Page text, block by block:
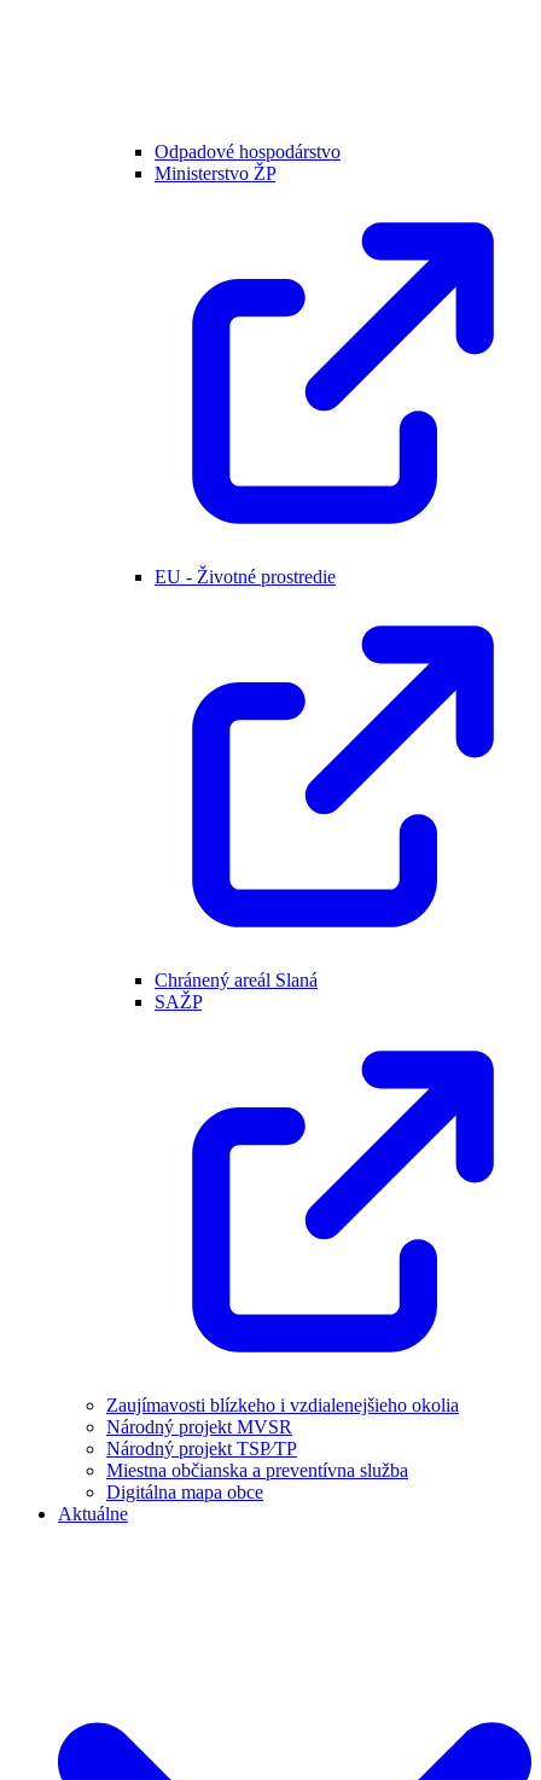
Odpadové hospodárstvo
Ministerstvo ŽP
EU - Životné prostredie
Chránený areál Slaná
SAŽP
Zaujímavosti blízkeho i vzdialenejšieho okolia
Národný projekt MVSR
Národný projekt TSP⁄TP
Miestna občianska a preventívna služba
Digitálna mapa obce
Aktuálne